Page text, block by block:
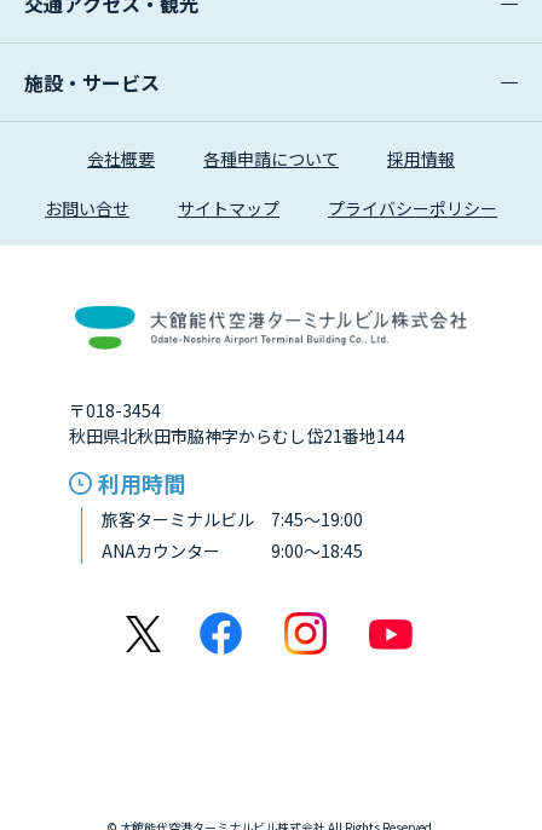
施設・サービス
会社概要 各種申請について 採用情報
お問い合せ サイトマップ プライバシーポリシー
〒018-3454
秋田県北秋田市脇神字からむし岱21番地144
利用時間
旅客ターミナルビル 7:45～19:00
ANAカウンター 9:00～18:45